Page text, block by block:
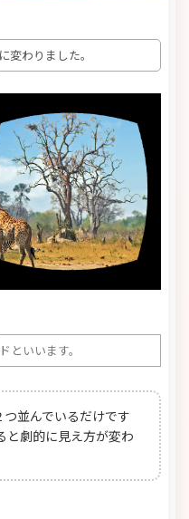
変わりました。
といいます。
並んでいるだけです
と劇的に見え方が変わ